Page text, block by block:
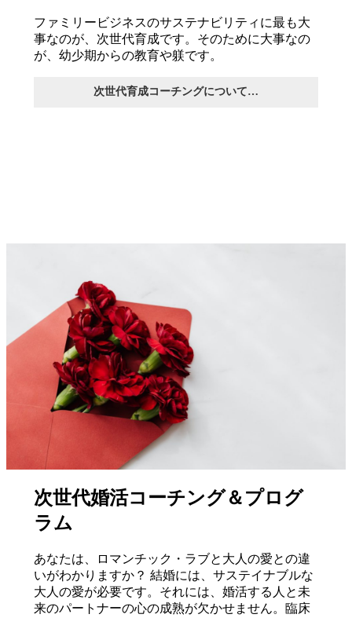
ファミリービジネスのサステナビリティに最も大
事なのが、次世代育成です。そのために大事なの
が、幼少期からの教育や躾です。
次世代育成コーチングについて…
次世代婚活コーチング＆プログ
ラム
あなたは、ロマンチック・ラブと大人の愛との違
いがわかりますか？ 結婚には、サステイナブルな
大人の愛が必要です。それには、婚活する人と未
来のパートナーの心の成熟が欠かせません。臨床